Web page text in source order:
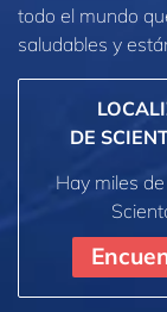
todo el mundo
saludables y
DE
Hay miles